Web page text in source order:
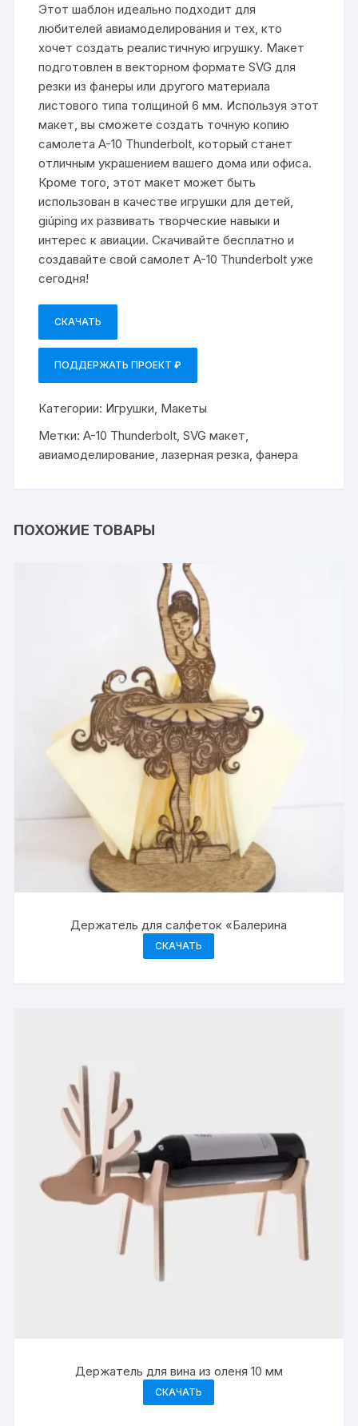
Этот шаблон идеально подходит для
любителей авиамоделирования и тех, кто
хочет создать реалистичную игрушку. Макет
подготовлен в векторном формате SVG для
резки из фанеры или другого материала
листового типа толщиной 6 мм. Используя этот
макет, вы сможете создать точную копию
самолета A-10 Thunderbolt, который станет
отличным украшением вашего дома или офиса.
Кроме того, этот макет может быть
использован в качестве игрушки для детей,
giúping их развивать творческие навыки и
интерес к авиации. Скачивайте бесплатно и
создавайте свой самолет A-10 Thunderbolt уже
сегодня!
СКАЧАТЬ
ПОДДЕРЖАТЬ ПРОЕКТ ₽
Категории: Игрушки Макеты
Метки:A-10 Thunderbolt ,SVG макет
авиамоделирование ,лазерная резка ,фанера
ПОХОЖИЕ ТОВАРЫ
Держатель для салфеток «Балерина
СКАЧАТЬ
Держатель для вина из оленя 10 мм
СКАЧАТЬ